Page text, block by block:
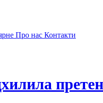
Про нас Контакти